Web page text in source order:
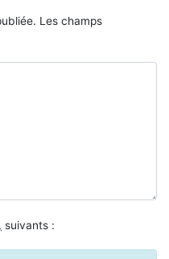
Les champs
suivants :